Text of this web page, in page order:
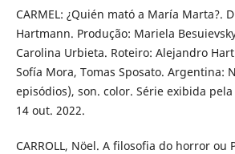
CARMEL: ¿Quién mató a María Marta?.
Hartmann. Produção: Mariela
Carolina Urbieta. Roteiro: Alejandro
Sofía Mora, Tomas Sposato. Argentina:
episódios), son. color. Série exibida
14 out. 2022.
CARROLL, Nöel. A filosofia do horror ou